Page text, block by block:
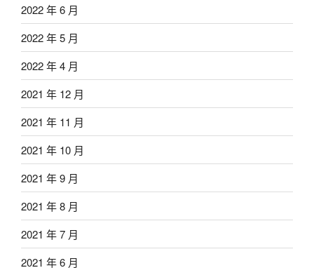
2022 年 6 月
2022 年 5 月
2022 年 4 月
2021 年 12 月
2021 年 11 月
2021 年 10 月
2021 年 9 月
2021 年 8 月
2021 年 7 月
2021 年 6 月